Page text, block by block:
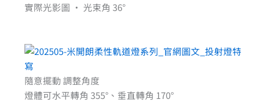
實際光影圖 · 光束角 36°
隨意擺動 調整角度
燈體可水平轉角 355°、垂直轉角 170°